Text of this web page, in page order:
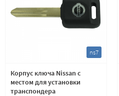
ns7
Корпус ключа Nissan с
местом для установки
транспондера